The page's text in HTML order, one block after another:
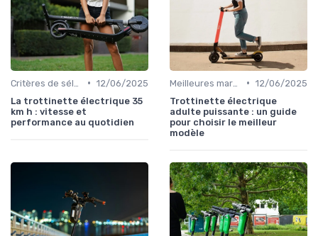
• 12/06/2025
La trottinette électrique 35
km h : vitesse et
performance au quotidien
• 12/06/2025
Trottinette électrique
adulte puissante : un guide
pour choisir le meilleur
modèle